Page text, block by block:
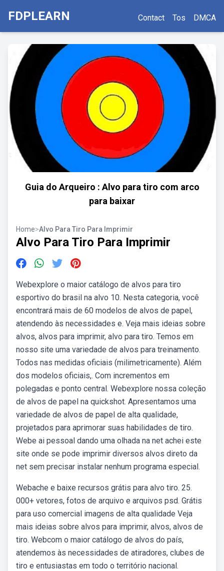
FDPLEARN Contact Tos DMCA
Guia do Arqueiro : Alvo para tiro com arco
para baixar
Home>Alvo Para Tiro Para Imprimir
Alvo Para Tiro Para Imprimir
Webexplore o maior catálogo de alvos para tiro
esportivo do brasil na alvo 10. Nesta categoria, você
encontrará mais de 60 modelos de alvos de papel,
atendendo às necessidades e. Veja mais ideias sobre
alvos, alvos para imprimir, alvo para tiro. Temos em
nosso site uma variedade de alvos para treinamento.
Todos nas medidas oficiais (milimetricamente). Além
dos modelos oficiais,. Com incrementos em
polegadas e ponto central. Webexplore nossa coleção
de alvos de papel na quickshot. Apresentamos uma
variedade de alvos de papel de alta qualidade,
projetados para aprimorar suas habilidades de tiro.
Webe ai pessoal dando uma olhada na net achei este
site onde se pode imprimir diversos alvos direto da
net sem precisar instalar nenhum programa especial.
Webache e baixe recursos grátis para alvo tiro. 25.
000+ vetores, fotos de arquivo e arquivos psd. Grátis
para uso comercial imagens de alta qualidade Veja
mais ideias sobre alvos para imprimir, alvos, alvos de
tiro. Webcom o maior catálogo de alvos do país,
atendemos às necessidades de atiradores, clubes de
tiro e entusiastas em todo o território nacional.